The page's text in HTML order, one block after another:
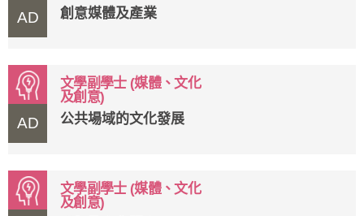
AD
創意媒體及產業
AD
文學副學士 (媒體、文化
及創意)
公共場域的文化發展
文學副學士 (媒體、文化
及創意)